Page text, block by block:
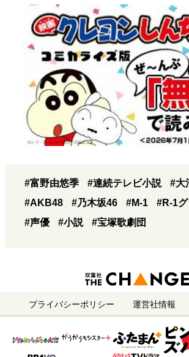
#富野由悠季 #連続テレビ小説
#大
#AKB48
#乃木坂46 #M-1
#R-1
#声優
#小説 #宝塚歌劇団
プライバシーポリシー 運営社情報